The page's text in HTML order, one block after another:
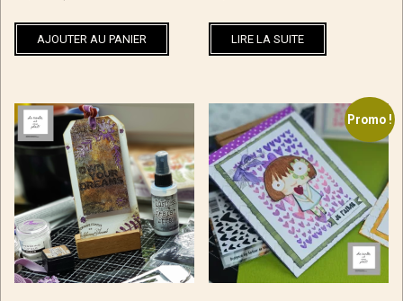
initial actuel
AJOUTER AU PANIER LIRE LA SUITE
Promo !